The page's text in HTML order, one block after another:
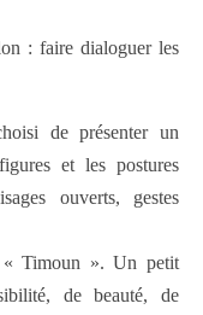
: faire dialoguer les
de présenter un
et les postures
ouverts, gestes
« Timoun ». Un petit
de beauté, de